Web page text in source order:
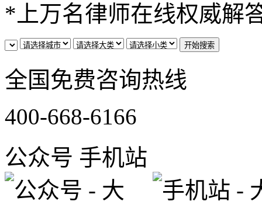
* 上万名律师在线权威解
全国免费咨询热线
400-668-6166
公众号 手机站